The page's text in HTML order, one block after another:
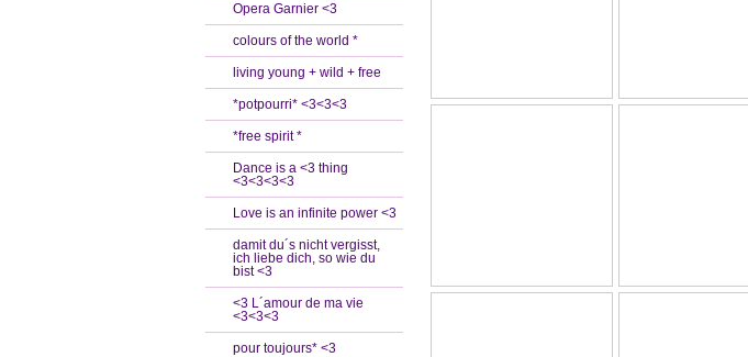
Opera Garnier <3
colours of the world *
living young + wild + free
*potpourri* <3<3<3
*free spirit *
Dance is a <3 thing
<3<3<3<3
Love is an infinite power <3
damit du´s nicht vergisst,
ich liebe dich, so wie du
bist <3
<3 L´amour de ma vie
<3<3<3
pour toujours* <3